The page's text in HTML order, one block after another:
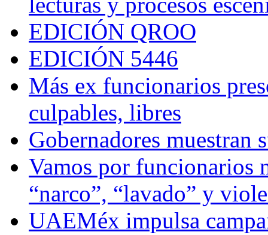
EDICIÓN QROO
EDICIÓN 5446
Más ex funcionarios
culpables, libres
Gobernadores muestran
Vamos por funcionarios
“narco”, “lavado” y
UAEMéx impulsa